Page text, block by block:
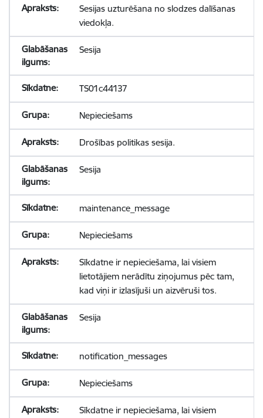
Sesijas uzturēšana no slodzes dalīšanas
viedokļa.
Sesija
TS01c44137
Nepieciešams
Drošības politikas sesija.
Sesija
maintenance_message
Nepieciešams
Sīkdatne ir nepieciešama, lai visiem
lietotājiem nerādītu ziņojumus pēc tam,
kad viņi ir izlasījuši un aizvēruši tos.
Sesija
notification_messages
Nepieciešams
Sīkdatne ir nepieciešama, lai visiem